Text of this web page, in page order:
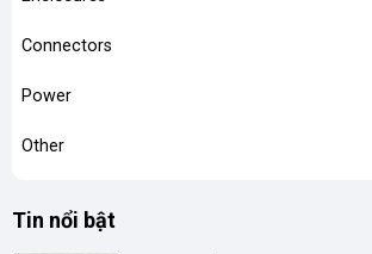
Connectors
Power
Other
Tin nổi bật